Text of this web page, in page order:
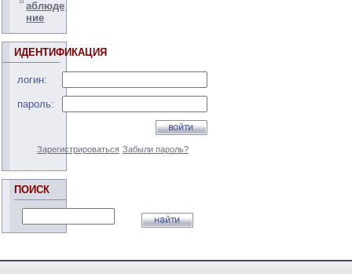
аблюде
ние
ИДЕНТИФИКАЦИЯ
логин:
пароль:
Зарегистрироваться Забыли пароль?
ПОИСК